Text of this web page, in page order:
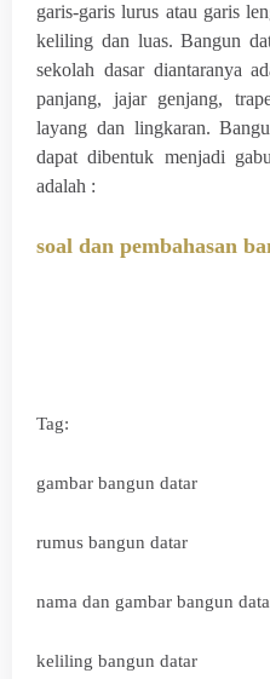
garis-garis lurus atau garis
keliling dan luas. Bangun
sekolah dasar diantaranya
panjang, jajar genjang,
layang dan lingkaran.
dapat dibentuk menjadi
adalah :
soal dan pembahasan
Tag:
gambar bangun datar
rumus bangun datar
nama dan gambar bangun
keliling bangun datar